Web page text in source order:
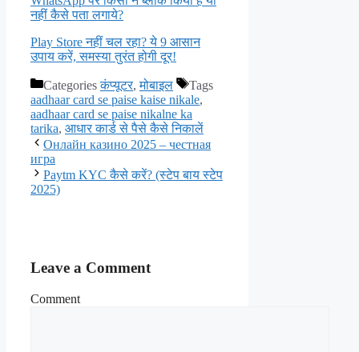
नहीं कैसे पता लगाये?
Play Store नहीं चल रहा? ये 9 आसान
उपाय करें, समस्या तुरंत होगी दूर!
Categoriesकंप्यूटर,मोबाइल
Tags
aadhaar card se paise kaise nikale,
aadhaar card se paise nikalne ka
tarika, आधार कार्ड से पैसे कैसे निकालें
Онлайн казино 2025 – честная
игра
Paytm KYC कैसे करें? (स्टेप बाय स्टेप
2025)
Leave a Comment
Comment